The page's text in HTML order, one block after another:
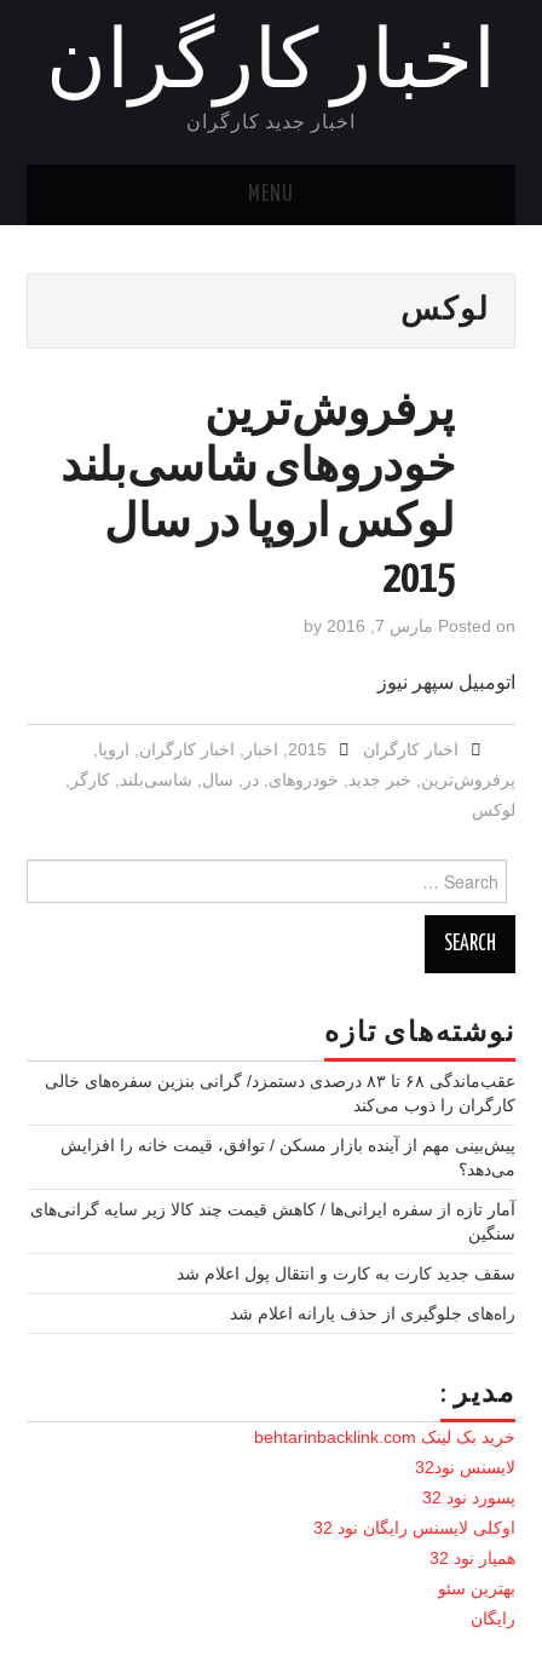
اخبار کارگران
اخبار جدید کارگران
MENU
لوکس
پرفروش‌ترین
خودروهای شاسی‌بلند
لوکس اروپا در سال
2015
Posted on مارس 7, 2016 by
اتومبیل سپهر نیوز
اخبار کارگران 2015 اخبار اخبار کارگران اروپا
پرفروش‌ترین
خبر جدید خودروهای ,در سال شاسی‌بلند ,کارگر
لوکس
for:
نوشته‌های تازه
عقب‌ماندگی ۶۸ تا ۸۳ درصدی دستمزد/ گرانی بنزین سفره‌های خالی
کارگران را ذوب می‌کند
پیش‌بینی مهم از آینده بازار مسکن / توافق، قیمت خانه را افزایش
می‌دهد؟
آمار تازه از سفره ایرانی‌ها / کاهش قیمت چند کالا زیر سایه گرانی‌های
سنگین
سقف جدید کارت به کارت و انتقال پول اعلام شد
راه‌های جلوگیری از حذف یارانه اعلام شد
مدیر :
خرید بک لینک behtarinbacklink.com
لایسنس نود32
پسورد نود 32
اوکلی لایسنس رایگان نود 32
همیار نود 32
بهترین سئو
رایگان